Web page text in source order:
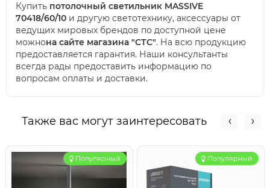
Купить потолочный светильник MASSIVE
70418/60/10 и другую светотехнику, аксессуары от
ведущих мировых брендов по доступной цене
можнона сайте магазина "СТС". На всю продукцию
предоставляется гарантия. Наши консультанты
всегда рады предоставить информацию по
вопросам оплаты и доставки.
Также вас могут заинтересовать
Популярный Популярный